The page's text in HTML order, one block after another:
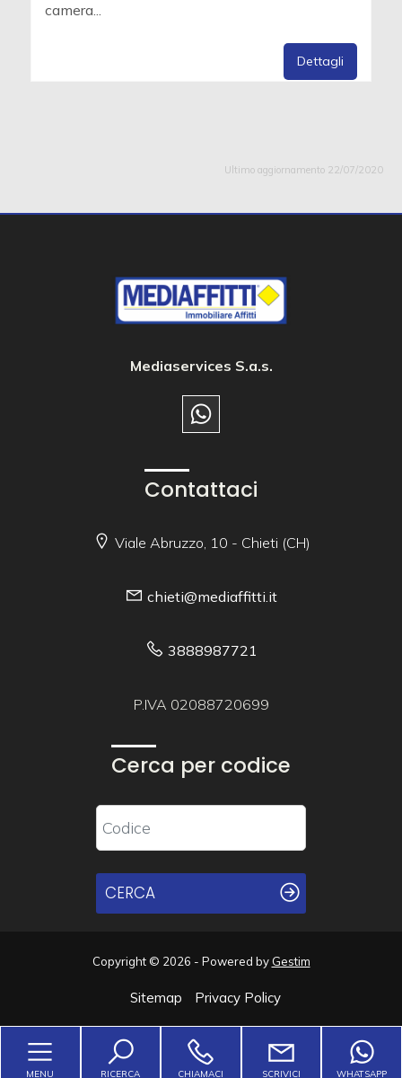
camera...
Dettagli
Ultimo aggiornamento 22/07/2020
Mediaservices S.a.s.
Contattaci
Viale Abruzzo, 10 - Chieti (CH)
chieti@mediaffitti.it
3888987721
P.IVA 02088720699
Cerca per codice
CERCA
Copyright © 2026 - Powered by Gestim
Sitemap Privacy Policy
Torna su
MENU RICERCA CHIAMACI SCRIVICI WHATSAPP